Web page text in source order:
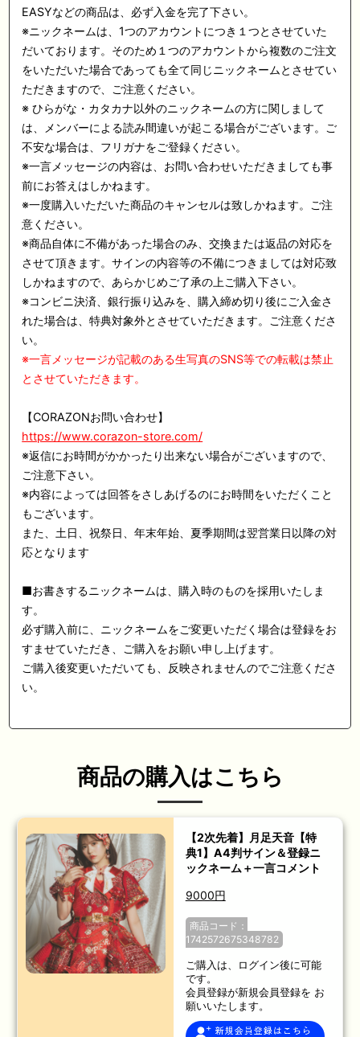
EASYなどの商品は、必ず入金を完了下さい。
※ニックネームは、1つのアカウントにつき１つとさせていた
だいております。そのため１つのアカウントから複数のご注文
をいただいた場合であっても全て同じニックネームとさせてい
ただきますので、ご注意ください。
※ ひらがな・カタカナ以外のニックネームの方に関しまして
は、メンバーによる読み間違いが起こる場合がございます。ご
不安な場合は、フリガナをご登録ください。
※一言メッセージの内容は、お問い合わせいただきましても事
前にお答えはしかねます。
※一度購入いただいた商品のキャンセルは致しかねます。ご注
意ください。
※商品自体に不備があった場合のみ、交換または返品の対応を
させて頂きます。サインの内容等の不備につきましては対応致
しかねますので、あらかじめご了承の上ご購入下さい。
※コンビニ決済、銀行振り込みを、購入締め切り後にご入金さ
れた場合は、特典対象外とさせていただきます。ご注意くださ
い。
※一言メッセージが記載のある生写真のSNS等での転載は禁止
とさせていただきます。
【CORAZONお問い合わせ】
https://www.corazon-store.com/
※返信にお時間がかかったり出来ない場合がございますので、
ご注意下さい。
※内容によっては回答をさしあげるのにお時間をいただくこと
もございます。
また、土日、祝祭日、年末年始、夏季期間は翌営業日以降の対
応となります
■お書きするニックネームは、購入時のものを採用いたしま
す。
必ず購入前に、ニックネームをご変更いただく場合は登録をお
すませていただき、ご購入をお願い申し上げます。
ご購入後変更いただいても、反映されませんのでご注意くださ
い。
商品の購入はこちら
【2次先着】月足天音【特
典1】A4判サイン＆登録ニ
ックネーム＋一言コメント
9000円
商品コード：
1742572675348782
ご購入は、ログイン後に可能
です。
会員登録が新規会員登録を お
願いいたします。